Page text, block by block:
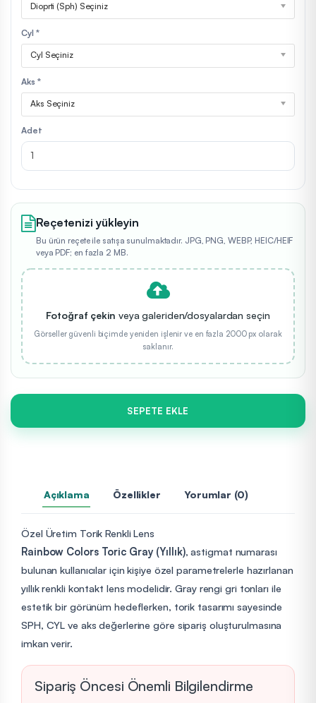
Dioprti (Sph) Seçiniz
Cyl *
Cyl Seçiniz
Aks *
Aks Seçiniz
Adet
Reçetenizi yükleyin
Bu ürün reçete ile satışa sunulmaktadır. JPG, PNG, WEBP, HEIC/HEIF
veya PDF; en fazla 2 MB.
Fotoğraf çekin veya galeriden/dosyalardan seçin
Görseller güvenli biçimde yeniden işlenir ve en fazla 2000 px olarak
saklanır.
SEPETE EKLE
Açıklama Özellikler Yorumlar (0)
Özel Üretim Torik Renkli Lens
Rainbow Colors Toric Gray (Yıllık), astigmat numarası
bulunan kullanıcılar için kişiye özel parametrelerle hazırlanan
yıllık renkli kontakt lens modelidir. Gray rengi gri tonları ile
estetik bir görünüm hedeflerken, torik tasarımı sayesinde
SPH, CYL ve aks değerlerine göre sipariş oluşturulmasına
imkan verir.
Sipariş Öncesi Önemli Bilgilendirme